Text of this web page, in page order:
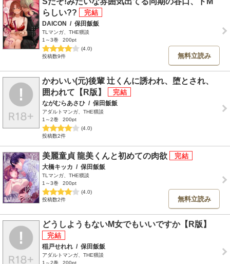
らしい??
DAICON / 保田飯飯
TLマンガ、THE猥談
1～3巻
200pt
(4.0)
投稿数9件
無料立読み
かわいい(元)後輩 辻くんに誘われ、堕とされ、
囲われて【R版】
ながむらあさひ / 保田飯飯
アダルトマンガ、THE猥談
1～2巻
200pt
(4.0)
投稿数2件
美麗童貞 龍美くんと初めての肉欲
大橋キッカ / 保田飯飯
TLマンガ、THE猥談
1～3巻
200pt
(4.0)
投稿数2件
無料立読み
どうしようもないM女でもいいですか【R版】
稲戸せれれ / 保田飯飯
アダルトマンガ、THE猥談
1～2巻
200pt